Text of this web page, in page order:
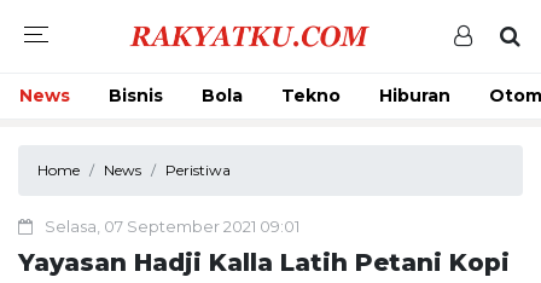
News Bisnis Bola Tekno Hiburan
Home News Peristiwa
Selasa, 07 September 2021 09:01
Yayasan Hadji Kalla Latih Petani Kopi